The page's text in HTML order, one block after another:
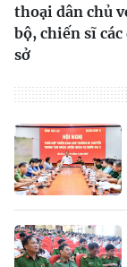
thoại dân chủ
bộ, chiến sĩ
sở